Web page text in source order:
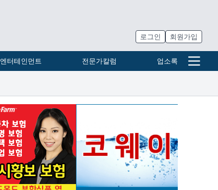
로그인 회원가입
엔터테인먼트 전문가칼럼 업소록